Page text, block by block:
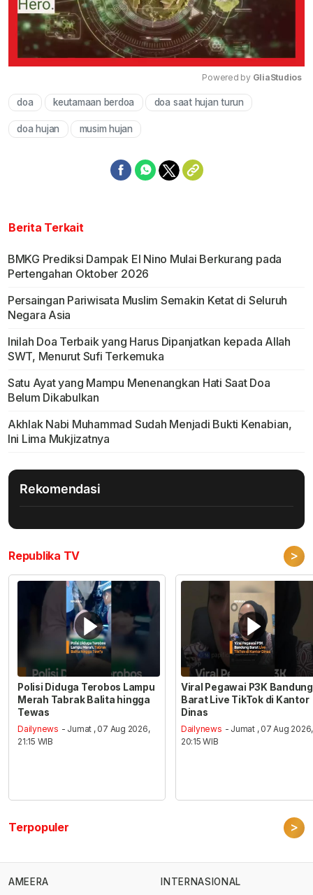
Powered by GliaStudios
doa keutamaan berdoa doa saat hujan turun
doa hujan musim hujan
Berita Terkait
BMKG Prediksi Dampak El Nino Mulai Berkurang pada
Pertengahan Oktober 2026
Persaingan Pariwisata Muslim Semakin Ketat di Seluruh
Negara Asia
Inilah Doa Terbaik yang Harus Dipanjatkan kepada Allah
SWT, Menurut Sufi Terkemuka
Satu Ayat yang Mampu Menenangkan Hati Saat Doa
Belum Dikabulkan
Akhlak Nabi Muhammad Sudah Menjadi Bukti Kenabian,
Ini Lima Mukjizatnya
Rekomendasi
Republika TV >
Polisi Diduga Terobos Lampu
Merah Tabrak Balita hingga
Tewas
Dailynews - Jumat , 07 Aug 2026,
21:15 WIB
Viral Pegawai P3K Bandung
Barat Live TikTok di Kantor
Dinas
Dailynews - Jumat , 07 Aug 2026,
20:15 WIB
Terpopuler >
AMEERA
INTERNASIONAL